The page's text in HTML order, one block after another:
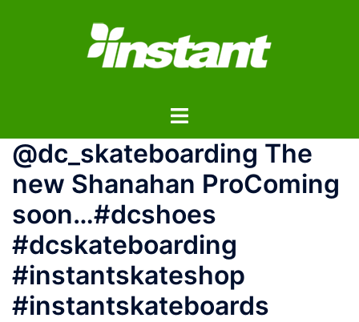
ス
ト
ル
ニ
ュ
@dc_skateboarding The
new Shanahan ProComing
soon…#dcshoes
#dcskateboarding
#instantskateshop
#instantskateboards